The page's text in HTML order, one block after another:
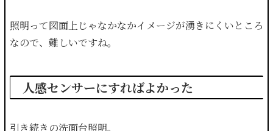
照明って図面上じゃなかなかイメージが湧きにくいところ
なので、難しいですね。
人感センサーにすればよかった
引き続きの洗面台照明。